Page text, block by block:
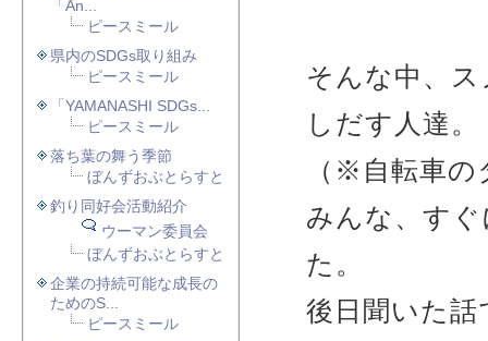
そんな中、
しだす人達。
（※自転車
みんな、す
た。
後日聞いた
「An...
ピースミール
県内のSDGs取り組み
ピースミール
「YAMANASHI SDGs...
ピースミール
落ち葉の舞う季節
ぼんずおぶとらすと
釣り同好会活動紹介
ウーマン委員会
ぼんずおぶとらすと
企業の持続可能な成長の
ためのS...
ピースミール